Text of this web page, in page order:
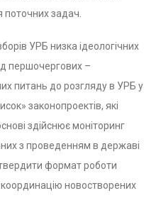
поточних задач.
УРБ низка ідеологічних
першочергових –
питань до розгляду в УРБ у
законопроектів, які
здійснює моніторинг
з проведенням в державі
формат роботи
новостворених